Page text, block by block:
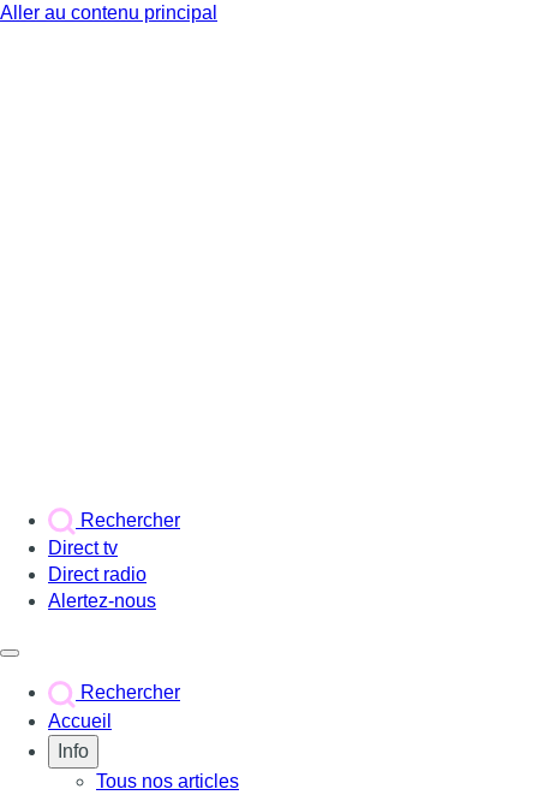
Aller au contenu principal
Rechercher
Direct tv
Direct radio
Alertez-nous
Rechercher
Accueil
Info
Tous nos articles